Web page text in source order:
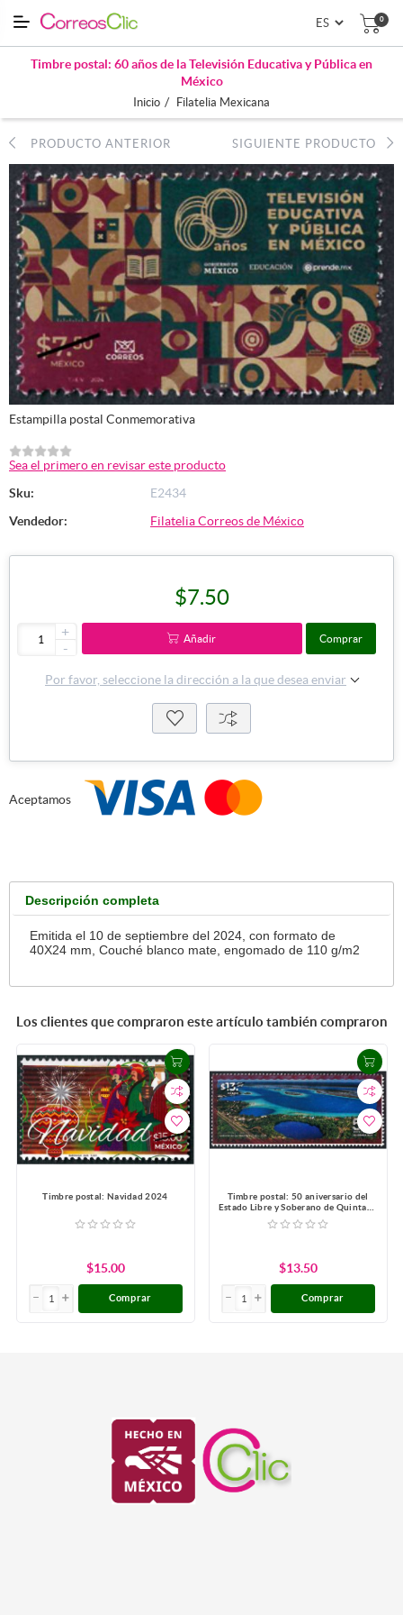
0
Timbre postal: 60 años de la Televisión Educativa y Pública en
México
Inicio / Filatelia Mexicana
PRODUCTO ANTERIOR SIGUIENTE PRODUCTO
Estampilla postal Conmemorativa
Sea el primero en revisar este producto
Sku:
E2434
Vendedor:
Filatelia Correos de México
$7.50
+
-
Añadir Comprar
Por favor, seleccione la dirección a la que desea enviar
Aceptamos
Descripción completa
Emitida el 10 de septiembre del 2024, con formato de
40X24 mm, Couché blanco mate, engomado de 110 g/m2
Los clientes que compraron este artículo también compraron
Timbre postal: Navidad 2024
$15.00
Comprar
Timbre postal: 50 aniversario del
Estado Libre y Soberano de Quintana
Roo
$13.50
Comprar